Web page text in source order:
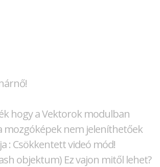
hogy a Vektorok modulban
mozgóképek nem jeleníthetőek
: Csökkentett videó mód!
objektum) Ez vajon mitől lehet?